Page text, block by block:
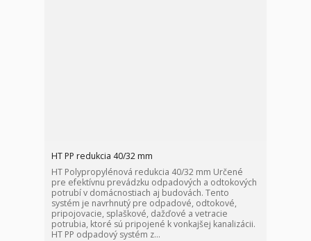
HT PP redukcia 40/32 mm
HT Polypropylénová redukcia 40/32 mm Určené
pre efektívnu prevádzku odpadových a odtokových
potrubí v domácnostiach aj budovách. Tento
systém je navrhnutý pre odpadové, odtokové,
pripojovacie, splaškové, dažďové a vetracie
potrubia, ktoré sú pripojené k vonkajšej kanalizácii.
HT PP odpadový systém z...